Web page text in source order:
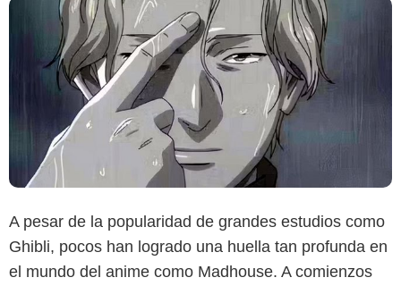
A pesar de la popularidad de grandes estudios como
Ghibli, pocos han logrado una huella tan profunda en
el mundo del anime como Madhouse. A comienzos